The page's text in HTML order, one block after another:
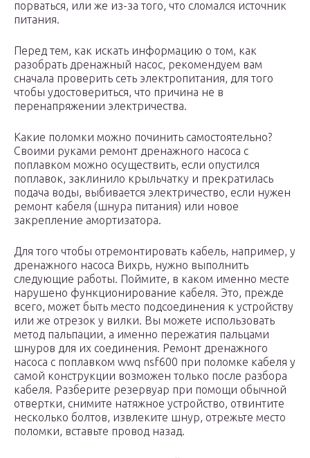
порваться, или же из-за того, что сломался источник
питания.
Перед тем, как искать информацию о том, как
разобрать дренажный насос, рекомендуем вам
сначала проверить сеть электропитания, для того
чтобы удостовериться, что причина не в
перенапряжении электричества.
Какие поломки можно починить самостоятельно?
Своими руками ремонт дренажного насоса с
поплавком можно осуществить, если опустился
поплавок, заклинило крыльчатку и прекратилась
подача воды, выбивается электричество, если нужен
ремонт кабеля (шнура питания) или новое
закрепление амортизатора.
Для того чтобы отремонтировать кабель, например, у
дренажного насоса Вихрь, нужно выполнить
следующие работы. Поймите, в каком именно месте
нарушено функционирование кабеля. Это, прежде
всего, может быть место подсоединения к устройству
или же отрезок у вилки. Вы можете использовать
метод пальпации, а именно пережатия пальцами
шнуров для их соединения. Ремонт дренажного
насоса с поплавком wwq nsf600 при поломке кабеля у
самой конструкции возможен только после разбора
кабеля. Разберите резервуар при помощи обычной
отвертки, снимите натяжное устройство, отвинтите
несколько болтов, извлеките шнур, отрежьте место
поломки, вставьте провод назад.